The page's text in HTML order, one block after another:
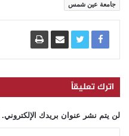
جامعة عين شمس
اترك تعليقاً
لن يتم نشر عنوان بريدك الإلكتروني.